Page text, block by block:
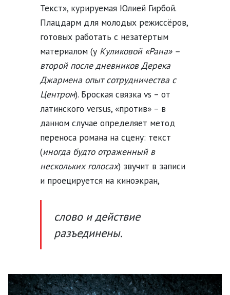
Текст», курируемая Юлией Гирбой.
Плацдарм для молодых режиссёров,
готовых работать с незатёртым
материалом (у Куликовой «Рана» –
второй после дневников Дерека
Джармена опыт сотрудничества с
Центром). Броская связка vs – от
латинского versus, «против» – в
данном случае определяет метод
переноса романа на сцену: текст
(иногда будто отраженный в
нескольких голосах) звучит в записи
и проецируется на киноэкран,
слово и действие
разъединены.